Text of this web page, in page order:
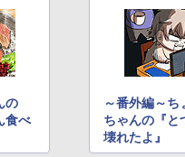
の
食べ
～番外編～ち
ちゃんの『と
壊れたよ』